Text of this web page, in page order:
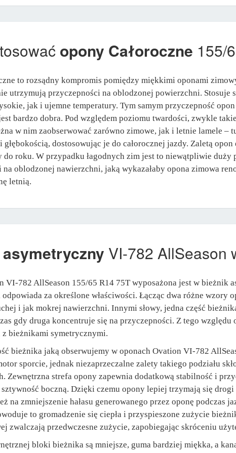
opony Całoroczne 155/
to rozsądny kompromis pomiędzy miękkimi oponami
utrzymują przyczepności na oblodzonej powierzchni.
jak i ujemne temperatury. Tym samym przyczepność
bardzo dobra. Pod względem poziomu twardości, zwykle
w nim zaobserwować zarówno zimowe, jak i letnie lamele
głębokością, dostosowując je do całorocznej jazdy. Zaletą
do roku. W przypadku łagodnych zim jest to niewątpliwie
na oblodzonej nawierzchni, jaką wykazałaby opona zimowa
letnią.
asymetryczny VI-782 AllSeason
VI-782 AllSeason 155/65 R14 75T wyposażona jest w bieżnik
za określone właściwości. Łącząc dwa różne
i jak mokrej nawierzchni. Innymi słowy, jedna część
gdy druga koncentruje się na przyczepności. Z tego
bieżnikami symetrycznymi.
bieżnika jaką obserwujemy w oponach Ovation VI-782
sporcie, jednak niezaprzeczalne zalety takiego podziału
Zewnętrzna strefa opony zapewnia dodatkową stabilność i
boczną. Dzięki czemu opony lepiej trzymają się
na zmniejszenie hałasu generowanego przez oponę
to gromadzenie się ciepła i przyspieszone zużycie
zwalczają przedwczesne zużycie, zapobiegając skróceniu
bloki bieżnika są mniejsze, guma bardziej miękka, a